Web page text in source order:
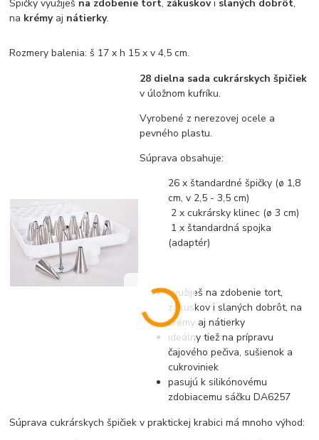
Špičky využiješ na zdobenie tort, zákuskovi slaných dobrôt,
na krémy aj nátierky.
Rozmery balenia: š 17 x h 15 x v 4,5 cm.
28 dielna sada cukrárskych špičiek
v úložnom kufríku.
Vyrobené z nerezovej ocele a
pevného plastu.
Súprava obsahuje:
26 x štandardné špičky (ø 1,8
cm, v 2,5 - 3,5 cm)
2 x cukrársky klinec (ø 3 cm)
1 x štandardná spojka
(adaptér)
využiješ na zdobenie tort,
zákuskov i slaných dobrôt, na
krémy aj nátierky
ideálny tiež na prípravu
čajového pečiva, sušienok a
cukroviniek
pasujú k silikónovému
zdobiacemu sáčku DA6257
Súprava cukrárskych špičiek v praktickej krabici má mnoho výhod: